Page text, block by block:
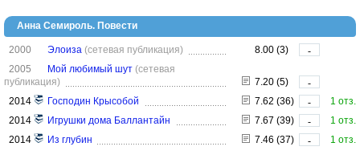
Анна Семироль. Повести
2000 Элоиза (сетевая публикация) 8.00 (3)
-
2005
Мой любимый шут (сетевая
публикация)
7.20 (5)
-
2014
Господин Крысобой 7.62 (36) -
1 отз.
2014
Игрушки дома Баллантайн 7.67 (39) -
1 отз.
2014
Из глубин 7.46 (37) - 1 отз.